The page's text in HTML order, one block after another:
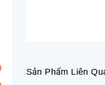
Sản Phẩm Liên